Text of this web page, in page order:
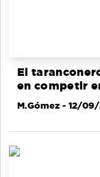
El
en competir
M.Gómez - 12/09/